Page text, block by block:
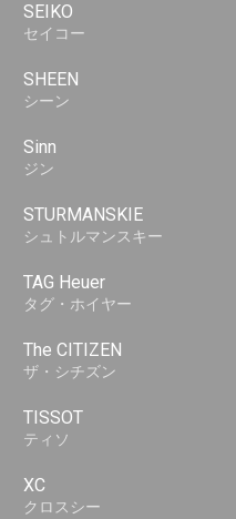
SEIKO
セイコー
SHEEN
シーン
Sinn
ジン
STURMANSKIE
シュトルマンスキー
TAG Heuer
タグ・ホイヤー
The CITIZEN
ザ・シチズン
TISSOT
ティソ
XC
クロスシー